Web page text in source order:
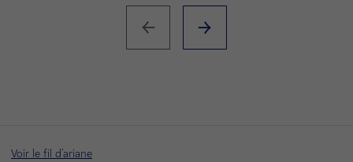
Voir le fil d'ariane